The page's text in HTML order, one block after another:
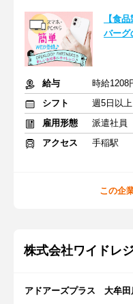
【食
バーグ
給与
時給1208
シフト
週5日以
雇用形態
派遣社員
アクセス
手稲駅
この企
株式会社ワイドレ
アドアーズプラス 大牟